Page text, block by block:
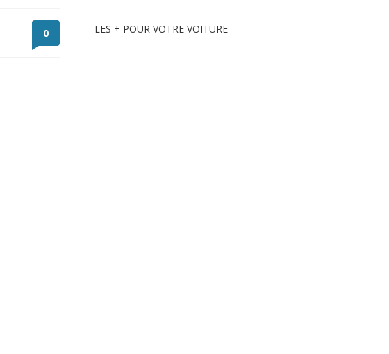
0 LES + POUR VOTRE VOITURE